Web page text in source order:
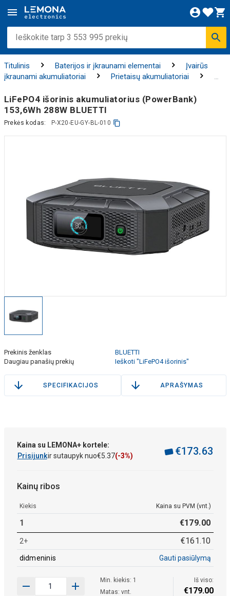
Titulinis Baterijos ir įkraunami elementai
Įvairūs
įkraunami akumuliatoriai
Prietaisų akumuliatoriai
LiFePO4 išorinis akumuliatorius (PowerBank)
153,6Wh 288W BLUETTI
Prekės kodas: P-X20-EU-GY-BL-010
Prekinis ženklas
BLUETTI
Daugiau panašių prekių
Ieškoti "LiFePO4 išorinis"
SPECIFIKACIJOS APRAŠYMAS
Kaina su LEMONA+ kortele:
Prisijunkir sutaupyk nuo€5 37(-3%) €173.63
Kainų ribos
Kiekis Kaina su PVM (vnt.)
1 €179.00
2+ €161.10
didmeninis Gauti pasiūlymą
Min. kiekis: 1
Matas: vnt.
Iš viso:
€179.00